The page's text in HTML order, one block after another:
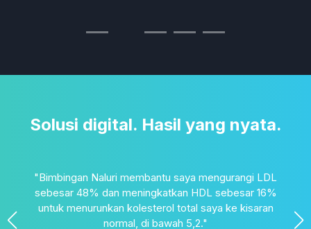
Solusi digital. Hasil yang nyata.
"Bimbingan Naluri membantu saya mengurangi LDL
sebesar 48% dan meningkatkan HDL sebesar 16%
untuk menurunkan kolesterol total saya ke kisaran
normal, di bawah 5,2."